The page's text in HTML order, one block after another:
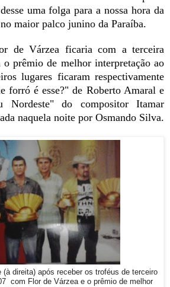
uma folga para a nossa hora da
maior palco junino da Paraíba.
Várzea ficaria com a terceira
o prêmio de melhor interpretação ao
lugares ficaram respectivamente
forró é esse?" de Roberto Amaral e
do compositor Itamar
naquela noite por Osmando Silva.
(à direita) após receber os troféus de terceiro
com Flor de Várzea e o prêmio de melhor